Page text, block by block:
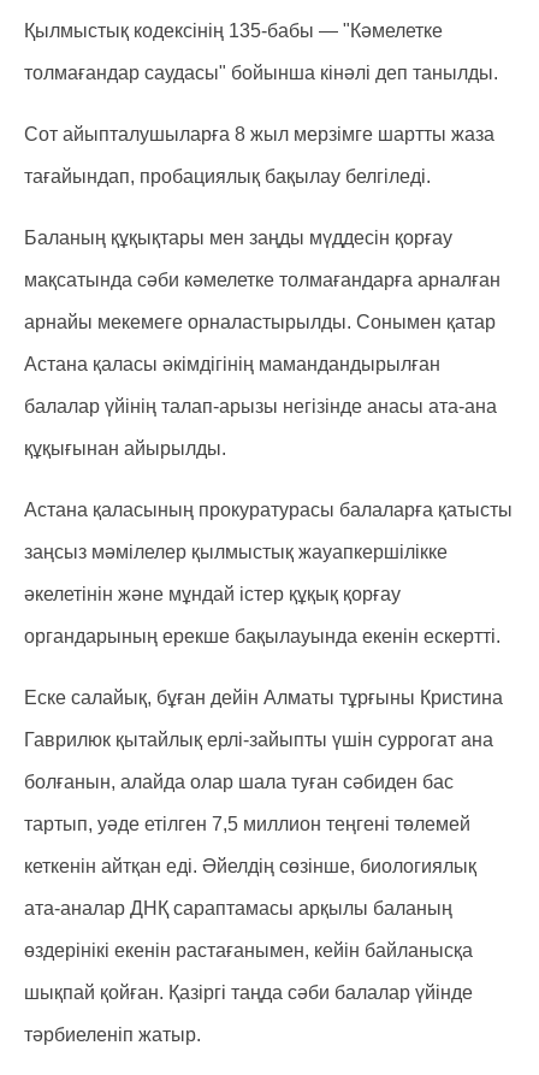
Қылмыстық кодексінің 135-бабы — "Кәмелетке
толмағандар саудасы" бойынша кінәлі деп танылды.
Сот айыпталушыларға 8 жыл мерзімге шартты жаза
тағайындап, пробациялық бақылау белгіледі.
Баланың құқықтары мен заңды мүддесін қорғау
мақсатында сәби кәмелетке толмағандарға арналған
арнайы мекемеге орналастырылды. Сонымен қатар
Астана қаласы әкімдігінің мамандандырылған
балалар үйінің талап-арызы негізінде анасы ата-ана
құқығынан айырылды.
Астана қаласының прокуратурасы балаларға қатысты
заңсыз мәмілелер қылмыстық жауапкершілікке
әкелетінін және мұндай істер құқық қорғау
органдарының ерекше бақылауында екенін ескертті.
Еске салайық, бұған дейін Алматы тұрғыны Кристина
Гаврилюк қытайлық ерлі-зайыпты үшін суррогат ана
болғанын, алайда олар шала туған сәбиден бас
тартып, уәде етілген 7,5 миллион теңгені төлемей
кеткенін айтқан еді. Әйелдің сөзінше, биологиялық
ата-аналар ДНҚ сараптамасы арқылы баланың
өздерінікі екенін растағанымен, кейін байланысқа
шықпай қойған. Қазіргі таңда сәби балалар үйінде
тәрбиеленіп жатыр.